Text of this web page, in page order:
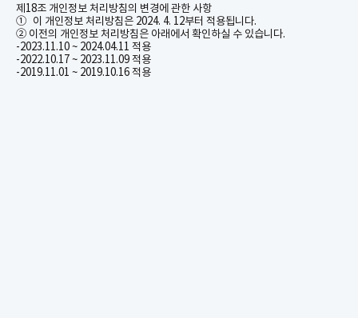
제 18조 개인정보 처리방침의 변경에 관한 사항
① 이 개인정보 처리방침은 2024. 4. 12부터 적용됩니다.
② 이전의 개인정보 처리방침은 아래에서 확인하실 수 있습니다.
-2023.11.10 ~ 2024.04.11 적용
-2022.10.17 ~ 2023.11.09 적용
-2019.11.01 ~ 2019.10.16 적용